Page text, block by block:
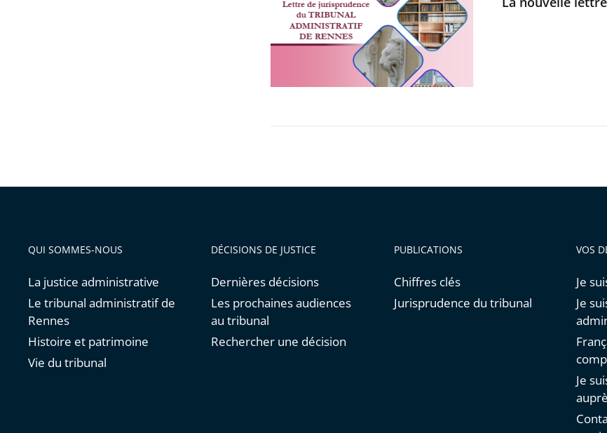
jurisprudence
QUI SOMMES-NOUS
La justice administrative
Le tribunal administratif de
Rennes
Histoire et patrimoine
Vie du tribunal
DÉCISIONS DE JUSTICE
Dernières décisions
Les prochaines audiences
au tribunal
Rechercher une décision
PUBLICATIONS
Chiffres clés
Jurisprudence du tribunal
VOS
Je
Je
Je